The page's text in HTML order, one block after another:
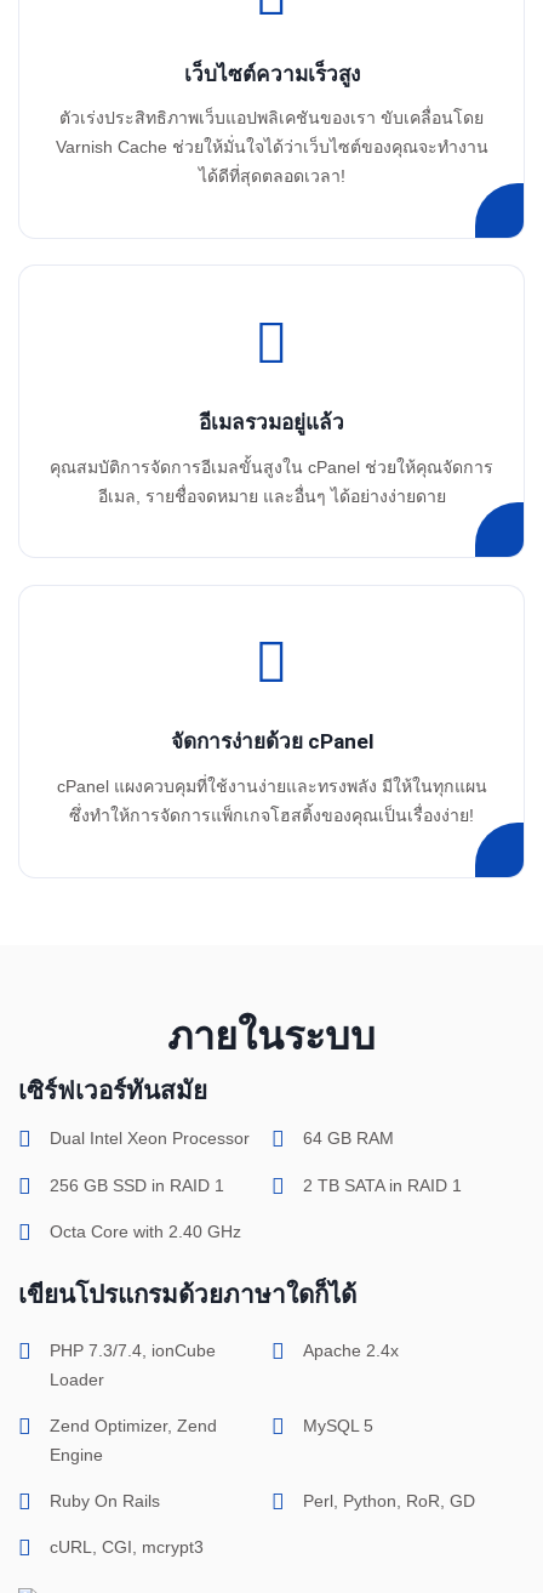
เว็บไซต์ความเร็วสูง
ตัวเร่งประสิทธิภาพเว็บแอปพลิเคชันของเรา ขับเคลื่อนโดย
Varnish Cache ช่วยให้มั่นใจได้ว่าเว็บไซต์ของคุณจะทำงาน
ได้ดีที่สุดตลอดเวลา!
อีเมลรวมอยู่แล้ว
คุณสมบัติการจัดการอีเมลขั้นสูงใน cPanel ช่วยให้คุณจัดการ
อีเมล, รายชื่อจดหมาย และอื่นๆ ได้อย่างง่ายดาย
จัดการง่ายด้วย cPanel
cPanel แผงควบคุมที่ใช้งานง่ายและทรงพลัง มีให้ในทุกแผน
ซึ่งทำให้การจัดการแพ็กเกจโฮสติ้งของคุณเป็นเรื่องง่าย!
ภายในระบบ
เซิร์ฟเวอร์ทันสมัย
Dual Intel Xeon Processor 64 GB RAM
256 GB SSD in RAID 1 2 TB SATA in RAID 1
Octa Core with 2.40 GHz
เขียนโปรแกรมด้วยภาษาใดก็ได้
PHP 7.3/7.4, ionCube
Loader
Apache 2.4x
Zend Optimizer, Zend
Engine
MySQL 5
Ruby On Rails Perl, Python, RoR, GD
cURL, CGI, mcrypt3